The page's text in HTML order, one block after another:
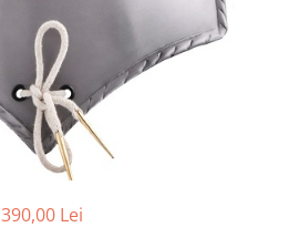
390,00 Lei